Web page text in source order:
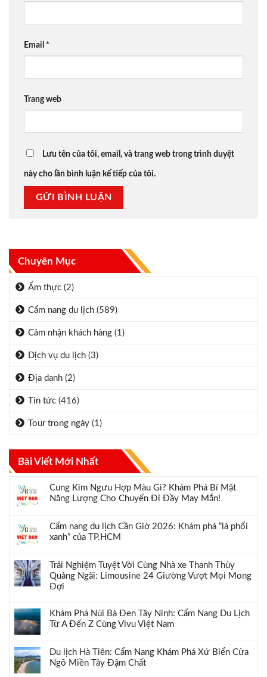
Chuyên Mục
Ẩm thực (2)
Cẩm nang du lịch (589)
Cảm nhận khách hàng (1)
Dịch vụ du lịch (3)
Địa danh (2)
Tin tức (416)
Tour trong ngày (1)
Bài Viết Mới Nhất
Cung Kim Ngưu Hợp Màu Gì? Khám Phá Bí Mật
Năng Lượng Cho Chuyến Đi Đầy May Mắn!
Cẩm nang du lịch Cần Giờ 2026: Khám phá “lá phổi
xanh” của TP.HCM
Trải Nghiệm Tuyệt Vời Cùng Nhà xe Thanh Thủy
Quảng Ngãi: Limousine 24 Giường Vượt Mọi Mong
Đợi
Khám Phá Núi Bà Đen Tây Ninh: Cẩm Nang Du Lịch
Từ A Đến Z Cùng Vivu Việt Nam
Du lịch Hà Tiên: Cẩm Nang Khám Phá Xứ Biển Cửa
Ngõ Miền Tây Đậm Chất
Email *
Trang web
Lưu tên của tôi, email, và trang web trong trình duyệt
này cho lần bình luận kế tiếp của tôi.